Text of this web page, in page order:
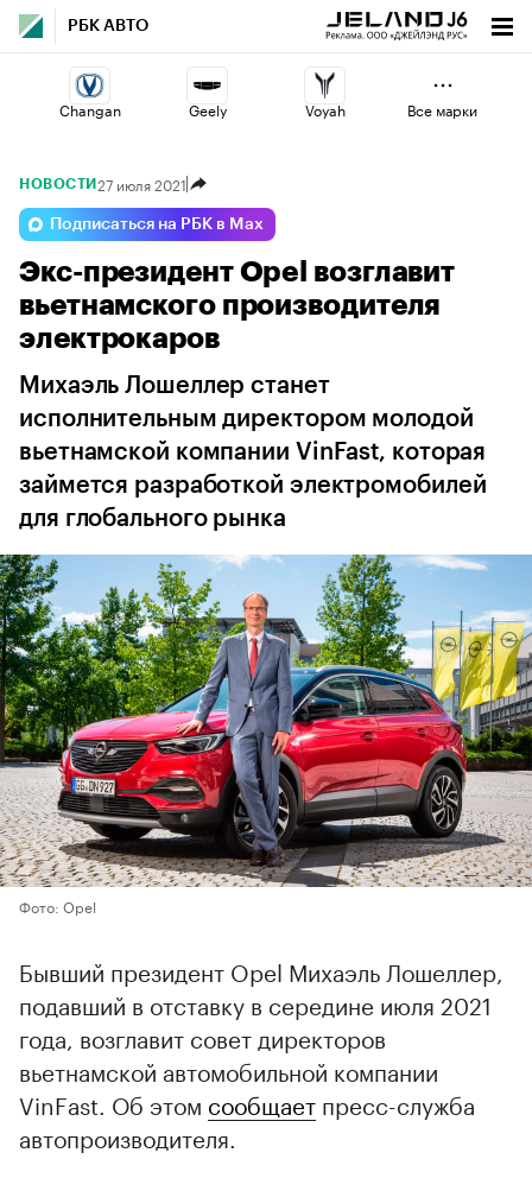
РБК АВТО
Changan Geely Voyah
Omoda Haval
Esteo Volga Lada
Все марки
НОВОСТИ 27 июля 2021
Подписаться на РБК в Max
Экс-президент Opel возглавит
вьетнамского производителя
электрокаров
Михаэль Лошеллер станет
исполнительным директором молодой
вьетнамской компании VinFast, которая
займется разработкой электромобилей
для глобального рынка
Фото: Opel
Бывший президент Opel Михаэль Лошеллер,
подавший в отставку в середине июля 2021
года, возглавит совет директоров
вьетнамской автомобильной компании
VinFast. Об этом сообщает пресс-служба
автопроизводителя.